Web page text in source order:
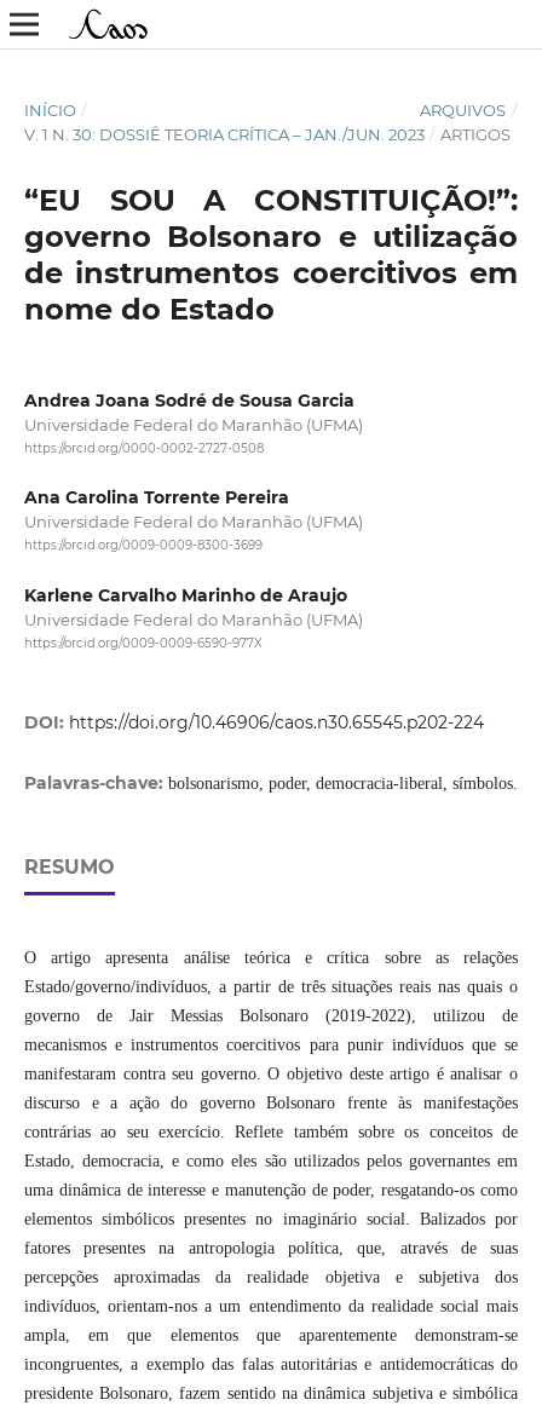
INÍCIO / ARQUIVOS /
V. 1 N. 30: DOSSIÊ TEORIA CRÍTICA – JAN./JUN. 2023 / ARTIGOS
“EU SOU A CONSTITUIÇÃO!”:
governo Bolsonaro e utilização
de instrumentos coercitivos em
nome do Estado
Andrea Joana Sodré de Sousa Garcia
Universidade Federal do Maranhão (UFMA)
https://orcid.org/0000-0002-2727-0508
Ana Carolina Torrente Pereira
Universidade Federal do Maranhão (UFMA)
https://orcid.org/0009-0009-8300-3699
Karlene Carvalho Marinho de Araujo
Universidade Federal do Maranhão (UFMA)
https://orcid.org/0009-0009-6590-977X
DOI: https://doi.org/10.46906/caos.n30.65545.p202-224
Palavras-chave: bolsonarismo, poder, democracia-liberal, símbolos.
RESUMO
O artigo apresenta análise teórica e crítica sobre as relações
Estado/governo/indivíduos, a partir de três situações reais nas quais o
governo de Jair Messias Bolsonaro (2019-2022), utilizou de
mecanismos e instrumentos coercitivos para punir indivíduos que se
manifestaram contra seu governo. O objetivo deste artigo é analisar o
discurso e a ação do governo Bolsonaro frente às manifestações
contrárias ao seu exercício. Reflete também sobre os conceitos de
Estado, democracia, e como eles são utilizados pelos governantes em
uma dinâmica de interesse e manutenção de poder, resgatando-os como
elementos simbólicos presentes no imaginário social. Balizados por
fatores presentes na antropologia política, que, através de suas
percepções aproximadas da realidade objetiva e subjetiva dos
indivíduos, orientam-nos a um entendimento da realidade social mais
ampla, em que elementos que aparentemente demonstram-se
incongruentes, a exemplo das falas autoritárias e antidemocráticas do
presidente Bolsonaro, fazem sentido na dinâmica subjetiva e simbólica